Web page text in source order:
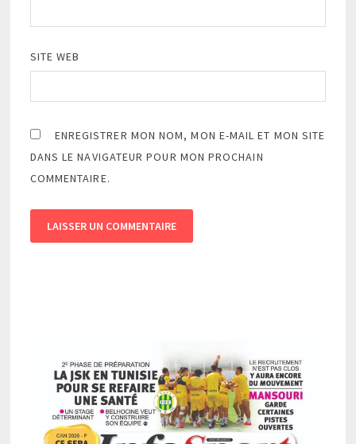
SITE WEB
ENREGISTRER MON NOM, MON E-MAIL ET MON SITE
DANS LE NAVIGATEUR POUR MON PROCHAIN
COMMENTAIRE.